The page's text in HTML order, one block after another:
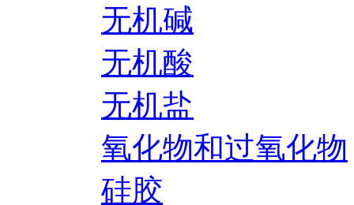
无机碱
无机酸
无机盐
氧化物和过氧化物
硅胶